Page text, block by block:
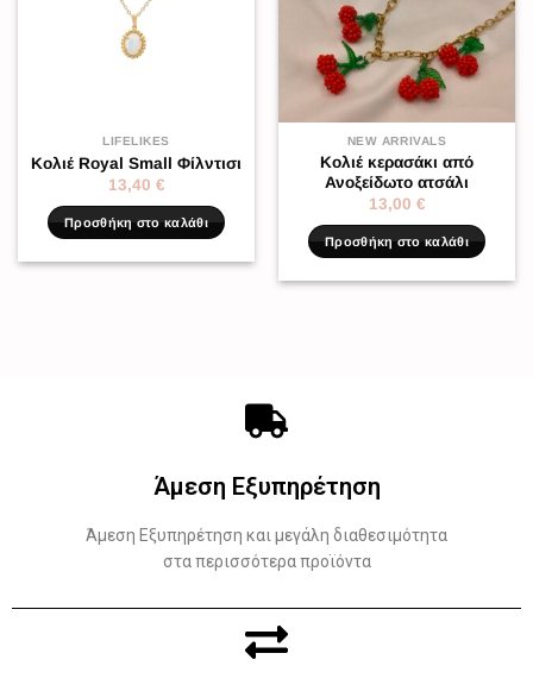
LIFELIKES
Κολιέ Royal Small Φίλντισι
13,40 €
Προσθήκη στο καλάθι
NEW ARRIVALS
Κολιέ κερασάκι από
Ανοξείδωτο ατσάλι
13,00 €
Προσθήκη στο καλάθι
Άμεση Εξυπηρέτηση
Άμεση Εξυπηρέτηση και μεγάλη διαθεσιμότητα
στα περισσότερα προϊόντα